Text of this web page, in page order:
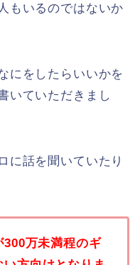
もいるのではないか
にをしたらいいかを
いていただきまし
に話を聞いていたり
万未満程のギ